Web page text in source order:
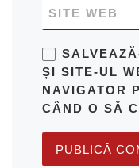
SITE WEB
ȘI SITE-UL
NAVIGATOR
CÂND O SĂ